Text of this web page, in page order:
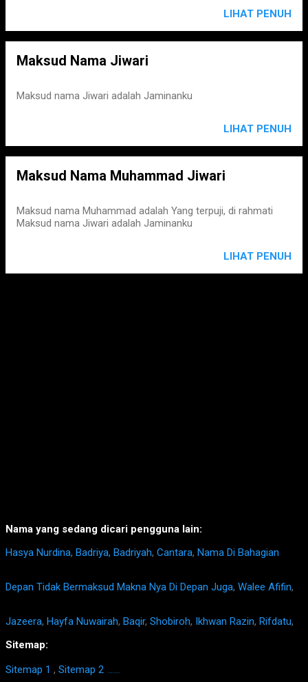
LIHAT PENUH
Maksud Nama Jiwari
Maksud nama Jiwari adalah Jaminanku
LIHAT PENUH
Maksud Nama Muhammad Jiwari
Maksud nama Muhammad adalah Yang terpuji, di rahmati
Maksud nama Jiwari adalah Jaminanku
LIHAT PENUH
Nama yang sedang dicari pengguna lain:
Hasya Nurdina, Badriya, Badriyah, Cantara, Nama Di Bahagian
Depan Tidak Bermaksud Makna Nya Di Depan Juga, Walee Afifin,
Jazeera, Hayfa Nuwairah, Baqir, Shobiroh, Ikhwan Razin, Rifdatu,
Sitemap:
Sitemap 1 , Sitemap 2